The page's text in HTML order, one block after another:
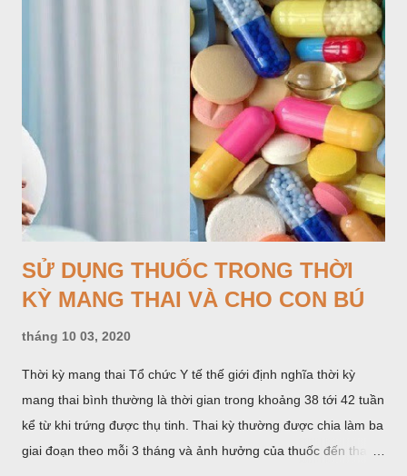
SỬ DỤNG THUỐC TRONG THỜI
KỲ MANG THAI VÀ CHO CON BÚ
tháng 10 03, 2020
Thời kỳ mang thai Tổ chức Y tế thế giới định nghĩa thời kỳ
mang thai bình thường là thời gian trong khoảng 38 tới 42 tuần
kể từ khi trứng được thụ tinh. Thai kỳ thường được chia làm ba
giai đoạn theo mỗi 3 tháng và ảnh hưởng của thuốc đến thai